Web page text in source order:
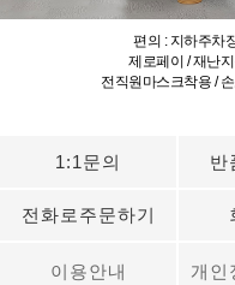
편의 : 지하주차
제로페이 / 재난
전직원마스크착용 /
1:1문의 반
전화로주문하기
이용안내 개인